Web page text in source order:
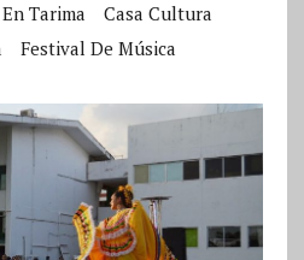
Tarima
Casa Cultura
Festival De Música